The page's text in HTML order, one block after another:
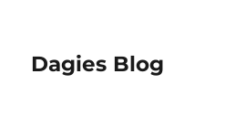
Dagies Blog